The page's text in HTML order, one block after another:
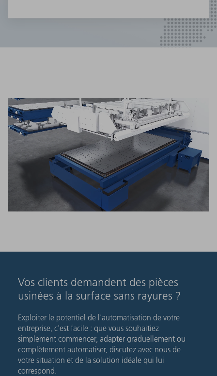
Vos clients demandent des pièces
usinées à la surface sans rayures ?
Exploiter le potentiel de l'automatisation de votre
entreprise, c'est facile : que vous souhaitiez
simplement commencer, adapter graduellement ou
complètement automatiser, discutez avec nous de
votre situation et de la solution idéale qui lui
correspond.